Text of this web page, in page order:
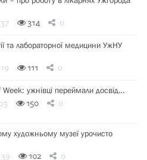
314 0
та лабораторної медицини УжНУ
111 0
ужнівці переймали досвід…
150 0
художньому музеї урочисто
102 0